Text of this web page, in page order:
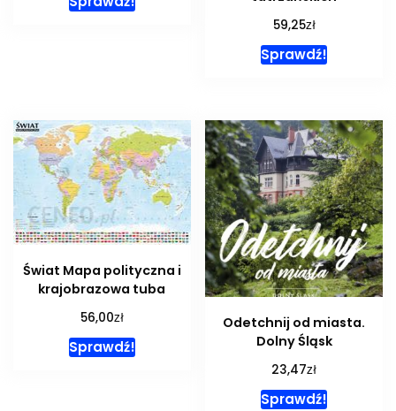
59,25zł
Sprawdź!
Świat Mapa polityczna i
krajobrazowa tuba
56,00zł
Sprawdź!
Odetchnij od miasta.
Dolny Śląsk
23,47zł
Sprawdź!